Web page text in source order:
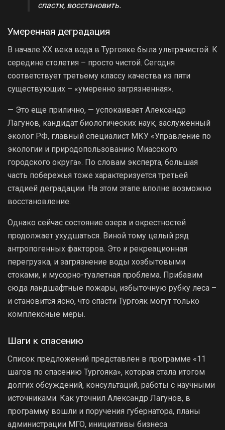
спасти, восстановить.
Умеренная деградация
В начале ХХ века вода в Тургояке была ультрачистой. К
середине столетия – просто чистой. Сегодня
соответствует третьему классу качества из пяти
существующих – «умеренно загрязненная».
— Это еще прилично, — успокаивает Александр
Лагунов, кандидат биологических наук, заслуженный
эколог РФ, главный специалист МКУ «Управление по
экологии и природопользованию Миасского
городского округа». По словам эксперта, большая
часть побережья тоже характеризуется третьей
стадией деградации. На этом этапе вполне возможно
восстановление.
Однако сейчас состояние озера и окрестностей
продолжает ухудшаться. Виной тому целый ряд
антропогенных факторов. Это и рекреационная
перегрузка, и загрязнение воды хозбытовыми
стоками, и мусорно-туалетная проблема. Прибавим
сюда ландшафтные пожары, избыточную рубку леса –
и становится ясно, что спасти Тургояк могут только
комплексные меры.
Шаги к спасению
Список предложений представлен в программе «11
шагов по спасению Тургояка», которая стала итогом
долгих обсуждений, консультаций, работы с научными
источниками. Как уточнил Александр Лагунов, в
программу вошли и поручения губернатора, планы
администрации МГО, инициативы бизнеса.